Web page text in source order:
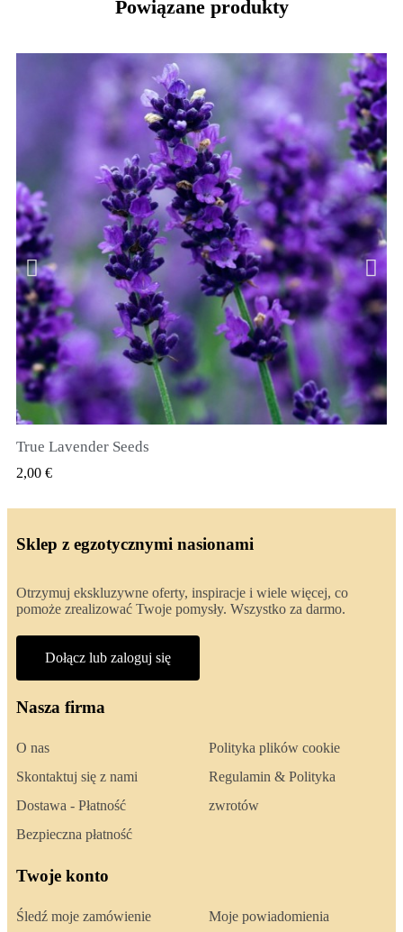
Powiązane produkty
SZYBKI PODGLĄD
True Lavender Seeds
2,00 €
Sklep z egzotycznymi nasionami
Otrzymuj ekskluzywne oferty, inspiracje i wiele więcej, co
pomoże zrealizować Twoje pomysły. Wszystko za darmo.
Dołącz lub zaloguj się
Nasza firma
O nas
Skontaktuj się z nami
Dostawa - Płatność
Bezpieczna płatność
Polityka plików cookie
Regulamin & Polityka
zwrotów
Twoje konto
Śledź moje zamówienie Moje powiadomienia